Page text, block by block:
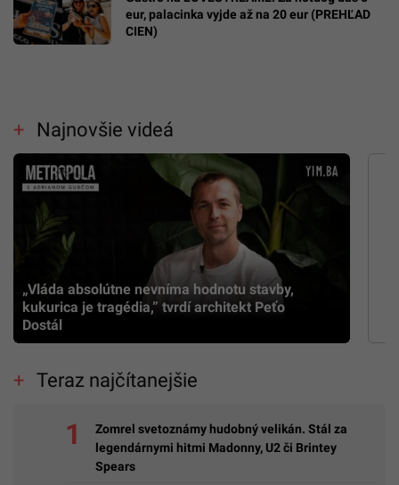
eur, palacinka vyjde až na 20 eur (PREHĽAD
CIEN)
Najnovšie videá
„Vláda absolútne nevníma hodnotu stavby,
kukurica je tragédia,” tvrdí architekt Peťo
Dostál
Teraz najčítanejšie
Zomrel svetoznámy hudobný velikán. Stál za
legendárnymi hitmi Madonny, U2 či Brintey
Spears